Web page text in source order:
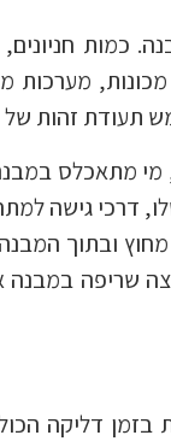
כמות
מערכות
תעודת זהות
מי מתאכלס
דרכי גישה
ובתוך
שריפה במבנה
דליקה